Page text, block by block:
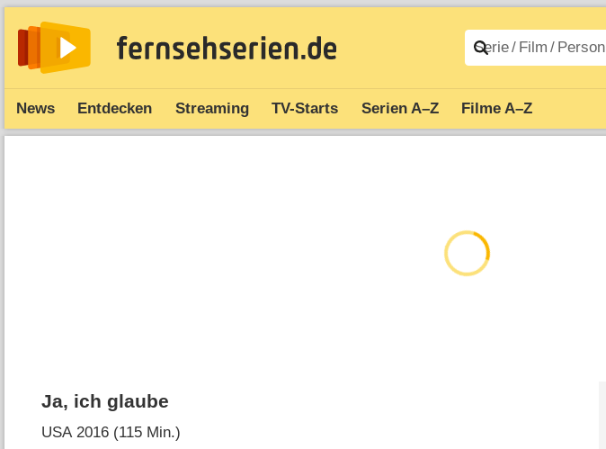
News Entdecken Streaming TV-Starts Serien A–Z Filme A–Z
Ja, ich glaube
USA2016 (115 Min.)